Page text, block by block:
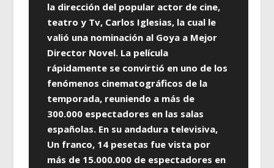
la dirección del popular actor de cine,
teatro y Tv, Carlos Iglesias, la cual le
valió una nominación al Goya a Mejor
Director Novel. La película
rápidamente se convirtió en uno de los
fenómenos cinematográficos de la
temporada, reuniendo a más de
300.000 espectadores en las salas
españolas. En su andadura televisiva,
Un franco, 14 pesetas fue vista por
más de 15.000.000 de espectadores en